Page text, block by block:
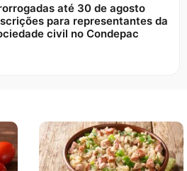
até 30 de agosto
para representantes da
civil no Condepac